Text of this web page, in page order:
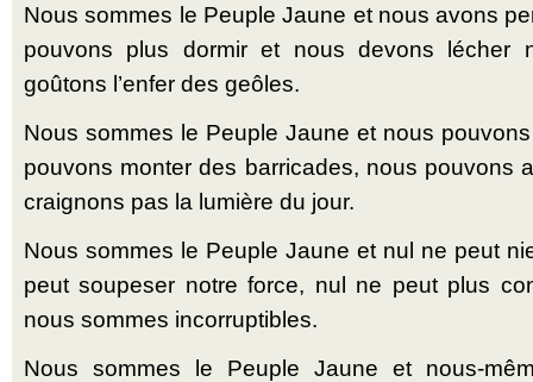
Nous sommes le Peuple Jaune et nous avons
pouvons plus dormir et nous devons lécher
goûtons l’enfer des geôles.
Nous sommes le Peuple Jaune et nous
pouvons monter des barricades, nous pouvons
craignons pas la lumière du jour.
Nous sommes le Peuple Jaune et nul ne peut
peut soupeser notre force, nul ne peut plus
nous sommes incorruptibles.
Nous sommes le Peuple Jaune et nous-